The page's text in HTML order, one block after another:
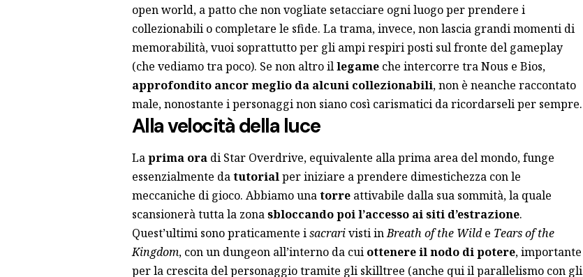
open world, a patto che non vogliate setacciare ogni luogo per prendere i
collezionabili o completare le sfide. La trama, invece, non lascia grandi momenti di
memorabilità, vuoi soprattutto per gli ampi respiri posti sul fronte del gameplay
(che vediamo tra poco). Se non altro illegameche intercorre tra Nous e Bios,
approfondito ancor meglio da alcuni collezionabili, non è neanche raccontato
male, nonostante i personaggi non siano così carismatici da ricordarseli per sempre.
Alla velocità della luce
Laprima oradi Star Overdrive, equivalente alla prima area del mondo, funge
essenzialmente datutorialper iniziare a prendere dimestichezza con le
meccaniche di gioco. Abbiamo unatorreattivabile dalla sua sommità, la quale
scansionerà tutta la zonasbloccando poi l’accesso ai siti d’estrazione.
Quest’ultimi sono praticamente isacrarivisti inBreath of the Wilde Tears of the
Kingdom, con un dungeon all’interno da cui ottenere il nodo di potere, importante
per la crescita del personaggio tramite gli skilltree (anche qui il parallelismo con gli